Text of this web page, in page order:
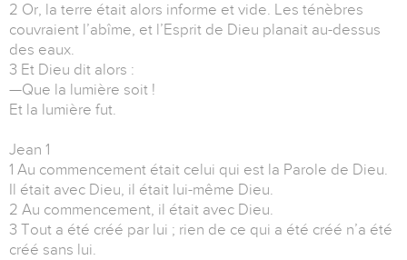
2 Or, la terre était alors informe et vide. Les ténèbres
couvraient l’abîme, et l’Esprit de Dieu planait au-dessus
des eaux.
3 Et Dieu dit alors :
—Que la lumière soit !
Et la lumière fut.
Jean 1
1 Au commencement était celui qui est la Parole de Dieu.
Il était avec Dieu, il était lui-même Dieu.
2 Au commencement, il était avec Dieu.
3 Tout a été créé par lui ; rien de ce qui a été créé n’a été
créé sans lui.